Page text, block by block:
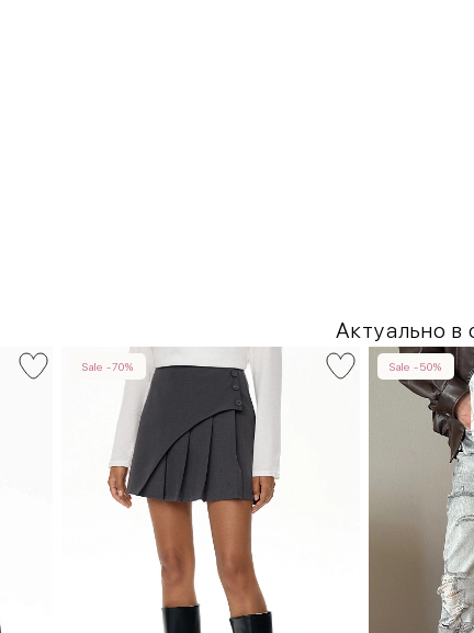
Актуально в
Sale -70% Sale -50%